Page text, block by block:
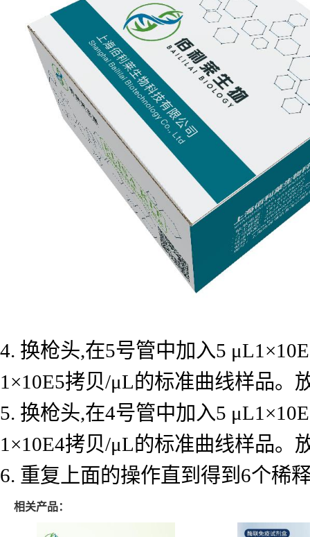
4. 换枪头,在5号管中加入5
1×10E5拷贝/μL的标准曲线样品。
5. 换枪头,在4号管中加入5
1×10E4拷贝/μL的标准曲线样品。
6. 重复上面的操作直到得到6个稀
相关产品：